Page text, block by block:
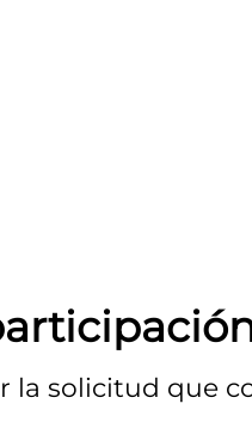
la solicitud que